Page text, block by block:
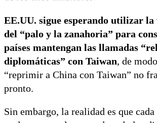
EE.UU. sigue esperando utilizar
del “palo y la zanahoria” para
países mantengan las llamadas
diplomáticas” con Taiwan, de
“reprimir a China con Taiwan” no
pronto.
Sin embargo, la realidad es que cada